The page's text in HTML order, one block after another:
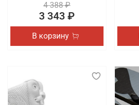
4 388 ₽
3 343 ₽
В корзину